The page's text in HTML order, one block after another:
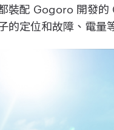
裝配 Gogoro 開發
的定位和故障、電量